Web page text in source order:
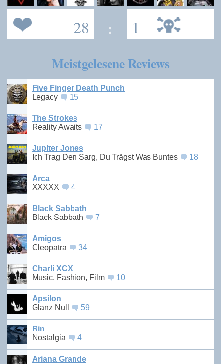
28 : 1
Meistgelesene Reviews
Five Finger Death Punch
Legacy
15
The Strokes
Reality Awaits
17
Jupiter Jones
Ich Trag Den Sarg, Du Trägst Was Buntes
18
Arca
XXXXX
4
Black Sabbath
Black Sabbath
7
Amigos
Cleopatra
34
Charli XCX
Music, Fashion, Film
10
Apsilon
Glanz Null
59
Rin
Nostalgia
4
Ariana Grande